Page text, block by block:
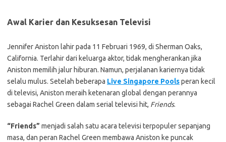
Awal Karier dan Kesuksesan Televisi
Jennifer Aniston lahir pada 11 Februari 1969, di Sherman Oaks,
California. Terlahir dari keluarga aktor, tidak mengherankan jika
Aniston memilih jalur hiburan. Namun, perjalanan kariernya tidak
selalu mulus. Setelah beberapa Live Singapore Poolsperan kecil
di televisi, Aniston meraih ketenaran global dengan perannya
sebagai Rachel Green dalam serial televisi hit, Friends.
“Friends” menjadi salah satu acara televisi terpopuler sepanjang
masa, dan peran Rachel Green membawa Aniston ke puncak